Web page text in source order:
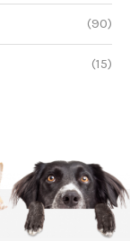
(90)
(15)